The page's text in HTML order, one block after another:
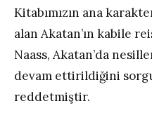
Kitabımızın ana
alan Akatan’ın kabile
Naass, Akatan’da
devam ettirildiğini
reddetmiştir.